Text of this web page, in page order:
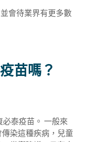
並會待業界有更多數
苗嗎？
泰疫苗。 一般來
染這種疾病，兒童